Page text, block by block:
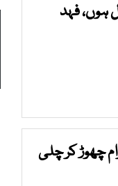
ہوں، فہد
چھوڑ کر چلی